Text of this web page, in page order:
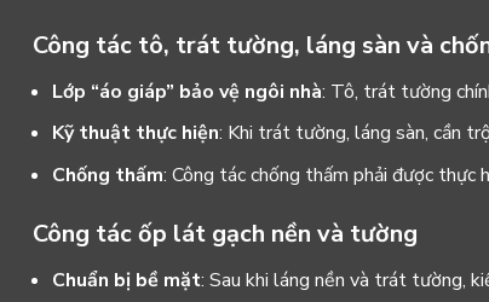
Công tác tô, trát tường, láng sàn và
Lớp “áo giáp” bảo vệ ngôi nhà: Tô, trát tường
Kỹ thuật thực hiện: Khi trát tường, láng sàn, cần
Chống thấm: Công tác chống thấm phải được thực
Công tác ốp lát gạch nền và tường
Chuẩn bị bề mặt: Sau khi láng nền và trát tường,